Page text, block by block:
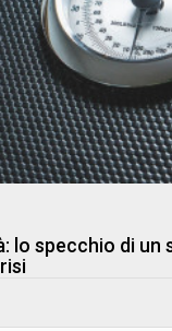
lo specchio di un